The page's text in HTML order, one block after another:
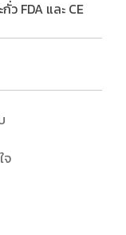
ว FDA และ CE
จ